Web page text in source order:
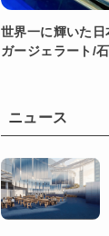
世界一に輝いた
ガージェラート/
ニュース